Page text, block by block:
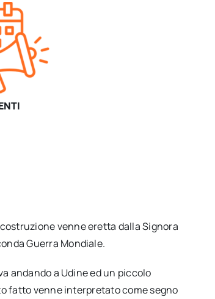
venne eretta dalla Signora
Guerra Mondiale.
andando a Udine ed un piccolo
fatto venne interpretato come segno